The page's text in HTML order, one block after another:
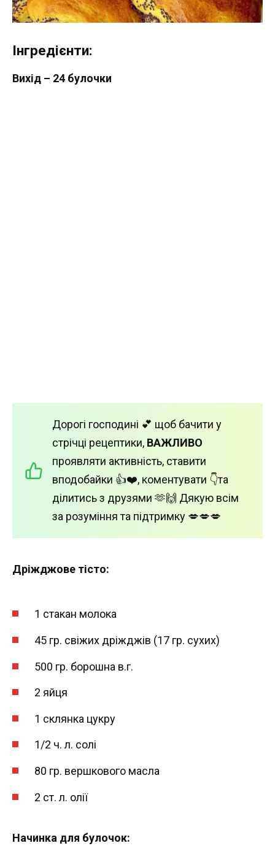
Інгредієнти:
Вихід – 24 булочки
Дорогі господині 💕 щоб бачити у
стрічці рецептики, ВАЖЛИВО
проявляти активність, ставити
вподобайки 👍❤️, коментувати 👇та
ділитись з друзями 🫶🙌 Дякую всім
за розуміння та підтримку 💋💋💋
Дріжджове тісто:
1 стакан молока
45 гр. свіжих дріжджів (17 гр. сухих)
500 гр. борошна в.г.
2 яйця
1 склянка цукру
1/2 ч. л. солі
80 гр. вершкового масла
2 ст. л. олії
Начинка для булочок: